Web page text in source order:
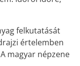
felkutatását
értelemben
magyar népzene